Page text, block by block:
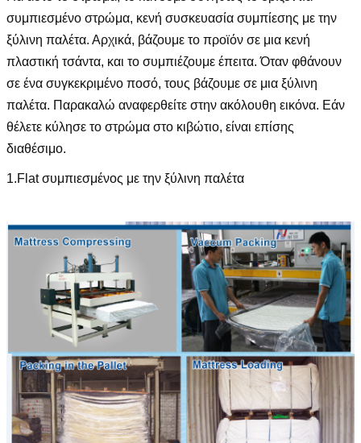
Αφήστε ένα μήνυμα
We bellen je snel terug!
συμπιεσμένο στρώμα, κενή συσκευασία συμπίεσης με την
ξύλινη παλέτα. Αρχικά, βάζουμε το προϊόν σε μια κενή
πλαστική τσάντα, και το συμπιέζουμε έπειτα. Όταν φθάνουν
σε ένα συγκεκριμένο ποσό, τους βάζουμε σε μια ξύλινη
παλέτα. Παρακαλώ αναφερθείτε στην ακόλουθη εικόνα. Εάν
θέλετε κύλησε το στρώμα στο κιβώτιο, είναι επίσης
διαθέσιμο.
1.Flat συμπιεσμένος με την ξύλινη παλέτα